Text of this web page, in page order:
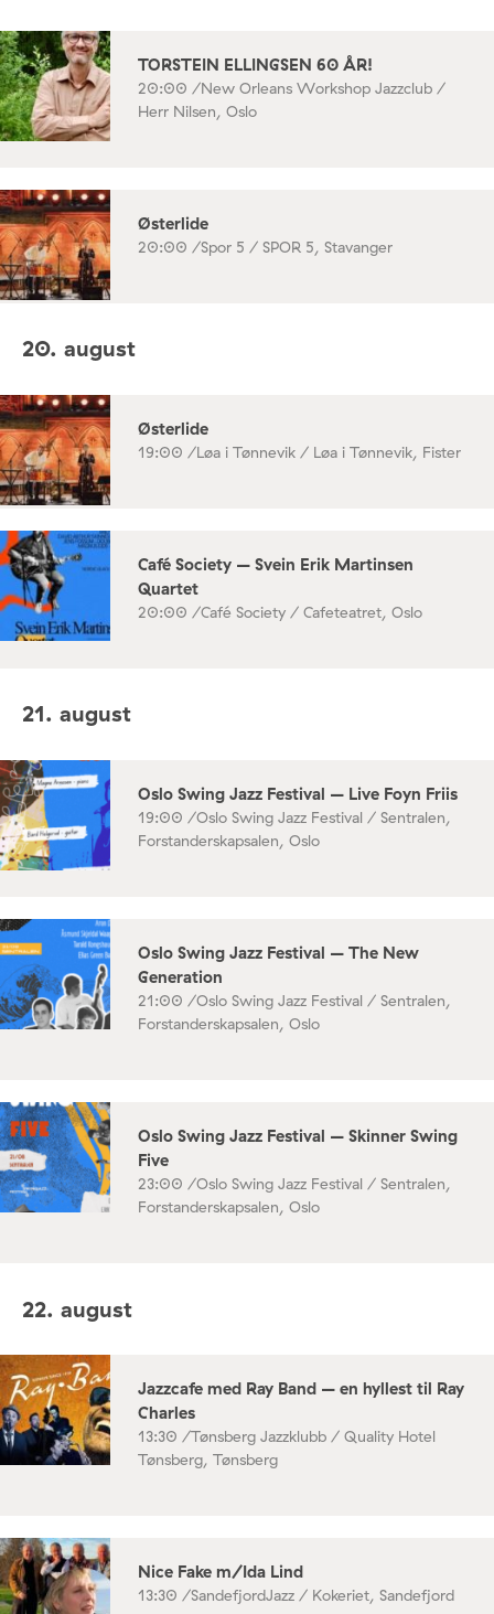
TORSTEIN ELLINGSEN 60 ÅR!
20:00 /New Orleans Workshop Jazzclub /
Herr Nilsen, Oslo
Østerlide
20:00 /Spor 5 / SPOR 5, Stavanger
20. august
Østerlide
19:00 /Løa i Tønnevik / Løa i Tønnevik, Fister
Café Society – Svein Erik Martinsen
Quartet
20:00 /Café Society / Cafeteatret, Oslo
21. august
Oslo Swing Jazz Festival – Live Foyn Friis
19:00 /Oslo Swing Jazz Festival / Sentralen,
Forstanderskapsalen, Oslo
Oslo Swing Jazz Festival – The New
Generation
21:00 /Oslo Swing Jazz Festival / Sentralen,
Forstanderskapsalen, Oslo
Oslo Swing Jazz Festival – Skinner Swing
Five
23:00 /Oslo Swing Jazz Festival / Sentralen,
Forstanderskapsalen, Oslo
22. august
Jazzcafe med Ray Band – en hyllest til Ray
Charles
13:30 /Tønsberg Jazzklubb / Quality Hotel
Tønsberg, Tønsberg
Nice Fake m/Ida Lind
13:30 /SandefjordJazz / Kokeriet, Sandefjord